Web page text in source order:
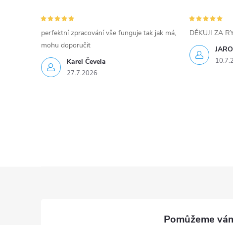
k
y
v
u
Karel Čevela
27.7.2026
perfektní zpracování vše funguje tak jak má,
mohu doporučit
DĚKUJI ZA